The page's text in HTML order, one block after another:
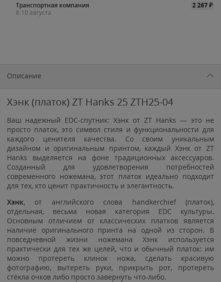
Транспортная компания
2 267₽
8-10 августа
Описание
Хэнк (платок) ZT Hanks 25 ZTH25-04
Ваш надежный EDC-спутник: Хэнк от ZT Hanks — это не
просто платок, это символ стиля и функциональности для
каждого ценителя качества. Со своим уникальным
дизайном и оригинальным принтом, каждый Хэнк от ZT
Hanks выделяется на фоне традиционных аксессуаров.
Созданный для удовлетворения потребностей
современного ножемана, этот платок идеально подходит
для тех, кто ценит практичность и элегантность.
Хэнк, от английского слова handkerchief (платок),
отдельная, весьма новая категория EDC культуры.
Основным отличием от классических платков является
наличие оригинального принта на одной из сторон. В
повседневной жизни ножемана Хэнк используется
практически для тех же целей, что и обычный платок: им
можно протереть клинок ножа, сделать красивую
фотографию, вытереть руки, прикрыть рот, протереть
стёкла очков либо просто завернуть что-либо.